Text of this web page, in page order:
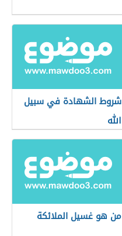
شروط الشهادة في سبيل
الله
من هو غسيل الملائكة